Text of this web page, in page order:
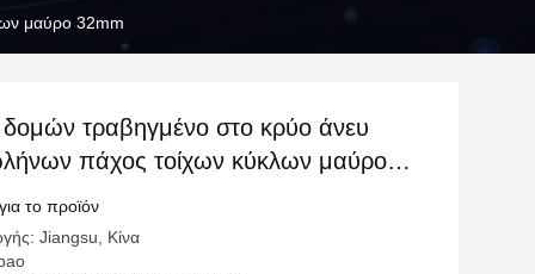
μαύρο 32mm
τραβηγμένο στο κρύο άνευ
πάχος τοίχων κύκλων μαύρο
το προϊόν
Jiangsu, Κίνα